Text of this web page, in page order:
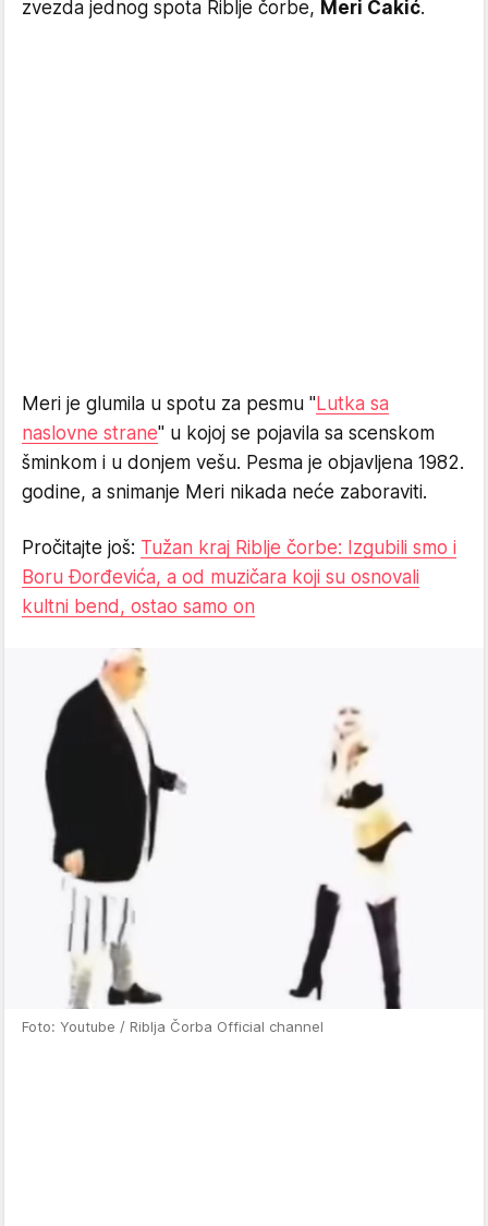
zvezda jednog spota Riblje čorbe, Meri Cakić.
Meri je glumila u spotu za pesmu "Lutka sa
naslovne strane" u kojoj se pojavila sa scenskom
šminkom i u donjem vešu. Pesma je objavljena 1982.
godine, a snimanje Meri nikada neće zaboraviti.
Pročitajte još: Tužan kraj Riblje čorbe: Izgubili smo i
Boru Đorđevića, a od muzičara koji su osnovali
kultni bend, ostao samo on
Foto: Youtube / Riblja Čorba Official channel